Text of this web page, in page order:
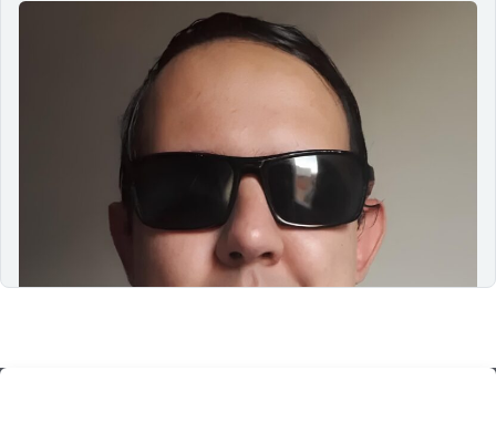
Entre normas e pessoas: o caminho
da acessibilidade digital com
propósito
Neste episódio do Foco Acessível, Bruno Welber
compartilha sua experiência com as diretrizes WCAG e
os desafios de aplicar acessibilidade digital de forma
prática e humana. Um papo…